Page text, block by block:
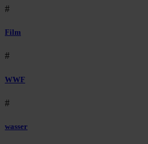
#
Film
#
WWF
#
wasser